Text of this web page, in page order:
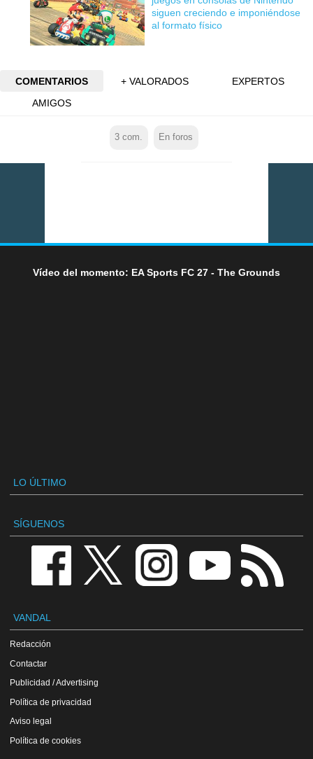
siguen creciendo e imponiéndose
al formato físico
COMENTARIOS + VALORADOS
EXPERTOS
AMIGOS
3 com. En foros
Vídeo del momento: EA Sports FC 27 - The Grounds
LO ÚLTIMO
SÍGUENOS
VANDAL
Redacción
Contactar
Publicidad / Advertising
Política de privacidad
Aviso legal
Política de cookies